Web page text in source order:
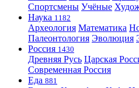
Спортсмены Учёные
Наука 1182
Археология Математика
Палеонтология Эволюция
Россия 1430
Древняя Русь Царская
Современная Россия
Еда 881